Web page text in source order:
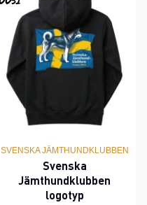
SVENSKA JÄMTHUNDKLUBBEN
Svenska
Jämthundklubben
logotyp